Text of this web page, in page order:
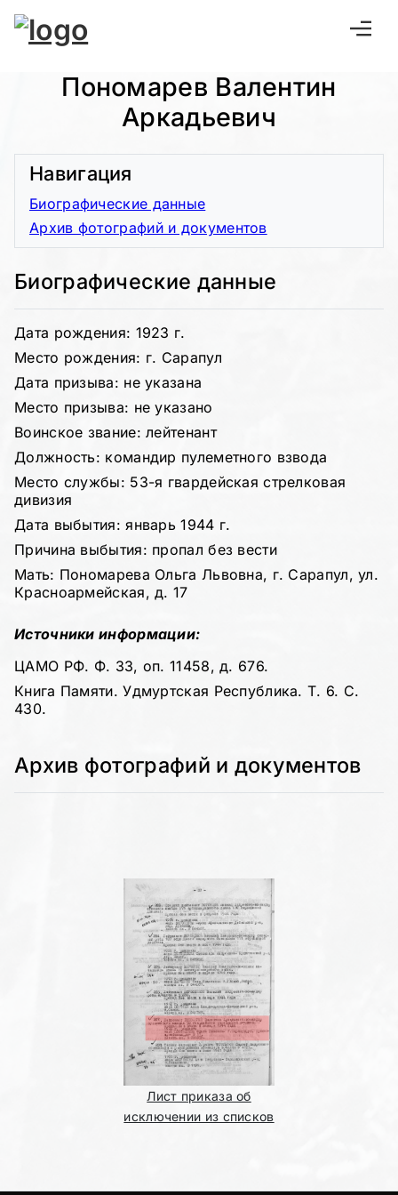
Пономарев Валентин
Аркадьевич
Биографические данные
Дата рождения: 1923 г.
Место рождения: г. Сарапул
Дата призыва: не указана
Место призыва: не указано
Воинское звание: лейтенант
Должность: командир пулеметного взвода
Место службы: 53-я гвардейская стрелковая
дивизия
Дата выбытия: январь 1944 г.
Причина выбытия: пропал без вести
Мать: Пономарева Ольга Львовна, г. Сарапул, ул.
Красноармейская, д. 17
Источники информации:
ЦАМО РФ. Ф. 33, оп. 11458, д. 676.
Книга Памяти. Удмуртская Республика. Т. 6. С.
430.
Навигация
Биографические данные
Архив фотографий и документов
Архив фотографий и документов
Лист приказа об
исключении из списков